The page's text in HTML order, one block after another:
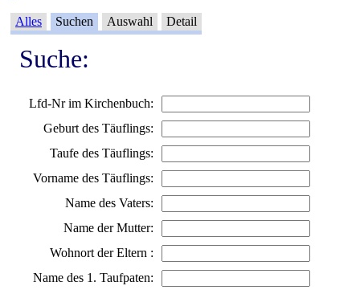
Alles Suchen Auswahl Detail
Suche:
Lfd-Nr im Kirchenbuch:
Geburt des Täuflings:
Taufe des Täuflings:
Vorname des Täuflings:
Name des Vaters:
Name der Mutter:
Wohnort der Eltern :
Name des 1. Taufpaten: